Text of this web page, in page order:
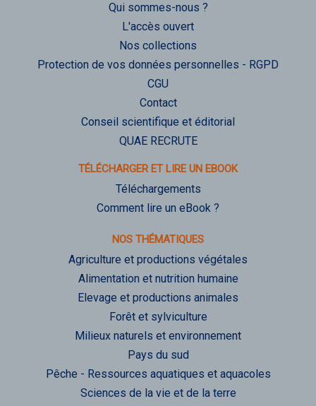
Qui sommes-nous ?
L'accès ouvert
Nos collections
Protection de vos données personnelles - RGPD
CGU
Contact
Conseil scientifique et éditorial
QUAE RECRUTE
TÉLÉCHARGER ET LIRE UN EBOOK
Téléchargements
Comment lire un eBook ?
NOS THÉMATIQUES
Agriculture et productions végétales
Alimentation et nutrition humaine
Elevage et productions animales
Forêt et sylviculture
Milieux naturels et environnement
Pays du sud
Pêche - Ressources aquatiques et aquacoles
Sciences de la vie et de la terre